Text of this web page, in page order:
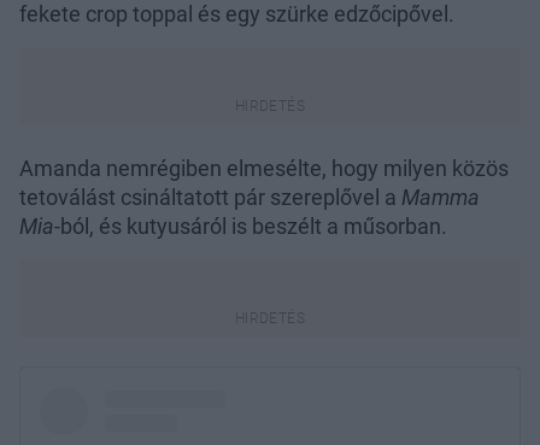
fekete crop toppal és egy szürke edzőcipővel.
Amanda nemrégiben elmesélte, hogy milyen közös
tetoválást csináltatott pár szereplővel a Mamma
Mia-ból, és kutyusáról is beszélt a műsorban.